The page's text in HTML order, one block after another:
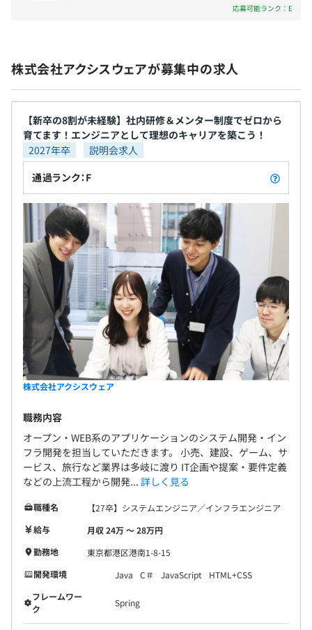
・コミュニケーションを取ることを重視しており、口頭／
りを心がけております。
【開発環境】
※案件によって異なりますが、基本的には以下の通りで
す。
・OS：Windows
・言語：Java
・フレームワーク：spring、spring boot、（Struts)
・サーバ：AWS
・DB：Oracle
・バージョン管理：GitHub
◆半期に1回、目標設定・評価を実施しています！
エンジニアひとりひとりが目指したいキャリアに基づいた
目標を設定することで、短期的・長期的な目標をもって業
務に進むことができます。
じた目標設定をおこなっています。
・システムエンジニア：61名（PM兼任含む）
・インフラエンジニア：14名
・AIエンジニア：4名
・その他バックオフィス：11名
実務作業も理解した上での教育を徹底しており、円滑に業
務を進められます。
応募可能ランク：E
株式会社アクシスウェアが募集中の求人
【新卒の8割が未経験】社内研修＆メンター制度でゼロから
育てます！エンジニアとして理想のキャリアを築こう！
2027年卒
説明会求人
通過ランク：F
株式会社アクシスウェア
職務内容
オープン・WEB系のアプリケーションのシステム開発・イン
フラ開発を担当していただきます。 小売、建設、ゲーム、サ
ービス、旅行など業界は多岐に渡り IT企画や提案・要件定義
などの上流工程から開発... 詳しく見る
職種名
【27卒】システムエンジニア／インフラエンジニア
給与
月収 24万 〜 28万円
勤務地
東京都港区港南1-8-15
開発環境
Java C＃ JavaScript
HTML+CSS
フレームワー
ク
Spring